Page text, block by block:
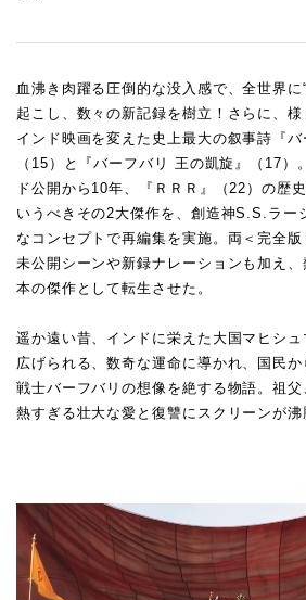
血沸き肉躍る圧倒的な没入感で、全世界に
起こし、数々の新記録を樹立！さらに、
インド映画を変えた史上最大の叙事詩『バ
（15）と『バーフバリ 王の凱旋』（17）
ド公開から10年、『ＲＲＲ』（22）の歴
いうべきその2大傑作を、創造神S.S.ラー
なコンセプトで再編集を実施。両＜完全
未公開シーンや新録ナレーションも加え
本の傑作として転生させた。
遥か遠い昔、インドに栄えた大国マヒシ
広げられる、数奇な運命に導かれ、国民
戦士バーフバリの想像を絶する物語。祖
熱すぎる壮大な愛と復讐にスクリーンが沸